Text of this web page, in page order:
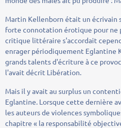
Martin Kellenborn était un écrivain
forte connotation érotique pour ne
critique littéraire s'accordait
enrager périodiquement Eglantine
grands talents d'écriture à ce
l'avait décrit Libération.
Mais il y avait au surplus un
Eglantine. Lorsque cette dernière
les auteurs de violences
chapitre « la responsabilité